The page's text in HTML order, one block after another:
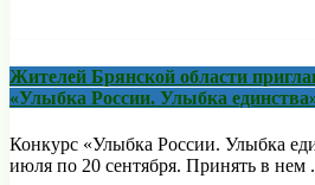
Жителей Брянской области
«Улыбка России. Улыбка
Конкурс «Улыбка России. Улыбка
июля по 20 сентября. Принять в нем